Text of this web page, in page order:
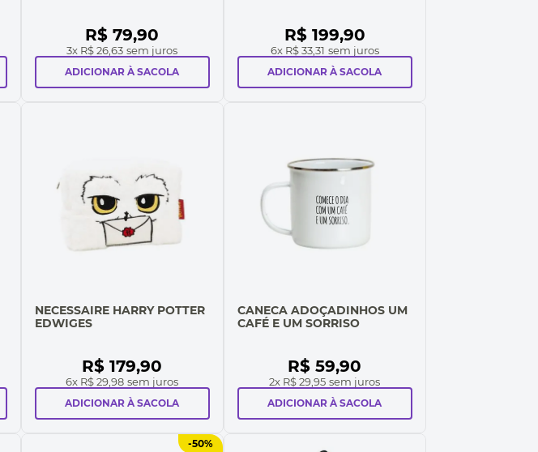
R$ 79,90
3x R$ 26,63 sem juros
ADICIONAR À SACOLA
R$ 199,90
6x R$ 33,31 sem juros
ADICIONAR À SACOLA
NECESSAIRE HARRY POTTER
EDWIGES
R$ 179,90
6x R$ 29,98 sem juros
ADICIONAR À SACOLA
CANECA ADOÇADINHOS UM
CAFÉ E UM SORRISO
R$ 59,90
2x R$ 29,95 sem juros
ADICIONAR À SACOLA
-50%